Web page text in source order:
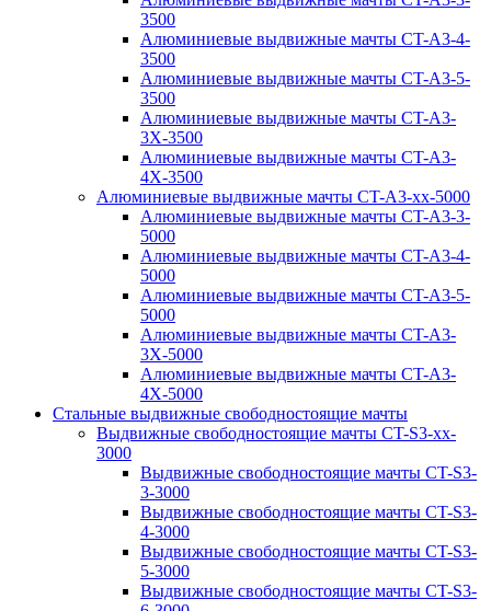
3500
Алюминиевые выдвижные мачты CT-A3-4-
3500
Алюминиевые выдвижные мачты CT-A3-5-
3500
Алюминиевые выдвижные мачты CT-A3-
3X-3500
Алюминиевые выдвижные мачты CT-A3-
4X-3500
Алюминиевые выдвижные мачты CT-A3-xx-5000
Алюминиевые выдвижные мачты CT-A3-3-
5000
Алюминиевые выдвижные мачты CT-A3-4-
5000
Алюминиевые выдвижные мачты CT-A3-5-
5000
Алюминиевые выдвижные мачты CT-A3-
3X-5000
Алюминиевые выдвижные мачты CT-A3-
4X-5000
Стальные выдвижные свободностоящие мачты
Выдвижные свободностоящие мачты CT-S3-xx-
3000
Выдвижные свободностоящие мачты CT-S3-
3-3000
Выдвижные свободностоящие мачты CT-S3-
4-3000
Выдвижные свободностоящие мачты CT-S3-
5-3000
Выдвижные свободностоящие мачты CT-S3-